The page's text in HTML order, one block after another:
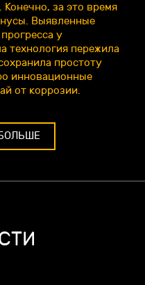
Конечно, за это время
Выявленные
у
технология пережила
простоту
инновационные
от коррозии.